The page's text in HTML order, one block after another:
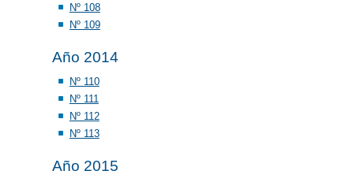
Nº 108
Nº 109
Año 2014
Nº 110
Nº 111
Nº 112
Nº 113
Año 2015